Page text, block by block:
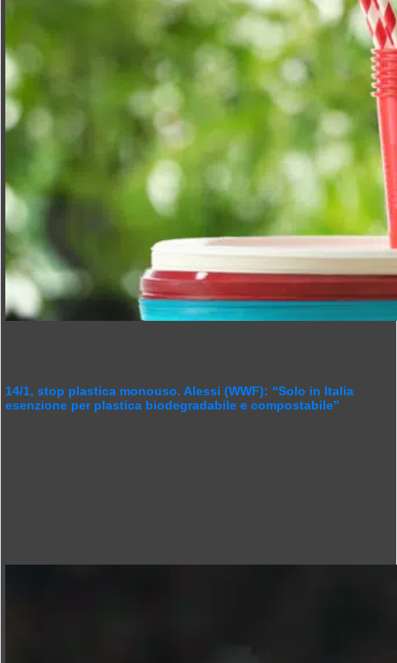
14/1, stop plastica monouso. Alessi (WWF): “Solo in Italia
esenzione per plastica biodegradabile e compostabile”